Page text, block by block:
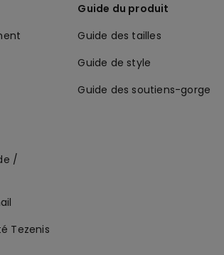
/
Tezenis
Guide du produit
Guide des tailles
Guide de style
Guide des soutiens-gorge